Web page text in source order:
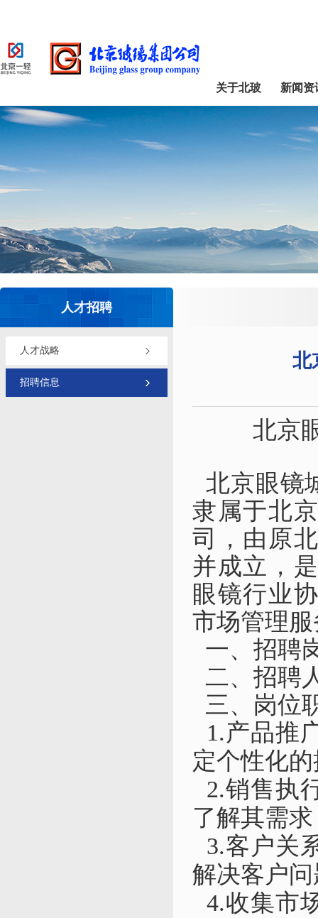
关于北玻 新闻资
人才招聘
人才战略
招聘信息
北
北京
北京眼镜
隶属于北
司，由原
并成立，
眼镜行业
市场管理
一、招聘
二、招聘
三、 岗位
1.产品推
定个性化
2.销售执
了解其需
3.客户关
解决客户问
4.收集市